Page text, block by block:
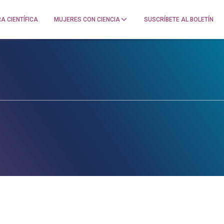
CIENTÍFICA MUJERES CON CIENCIA SUSCRÍBETE AL BOLETÍN